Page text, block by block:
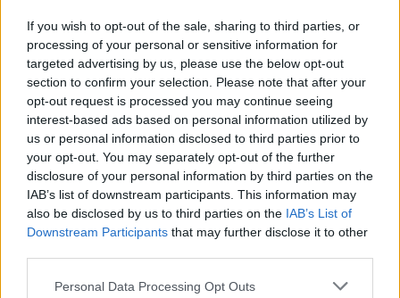
If you wish to opt-out of the sale, sharing to third parties, or
processing of your personal or sensitive information for
targeted advertising by us, please use the below opt-out
section to confirm your selection. Please note that after your
opt-out request is processed you may continue seeing
interest-based ads based on personal information utilized by
us or personal information disclosed to third parties prior to
your opt-out. You may separately opt-out of the further
disclosure of your personal information by third parties on the
IAB’s list of downstream participants. This information may
also be disclosed by us to third parties on the IAB’s List of
Downstream Participants that may further disclose it to other
Personal Data Processing Opt Outs
SPOŁECZEŃSTWO
Najnowsze
07 sierpnia 2026 | 23:10
Indyjski biskup: nie potrzebujemy misjonarzy, którzy
przyjeżdżają z gotowymi odpowiedziami